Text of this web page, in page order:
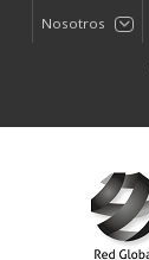
Nosotros